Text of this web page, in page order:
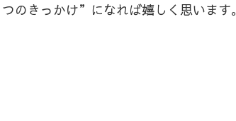
のきっかけ”になれば嬉しく思います。